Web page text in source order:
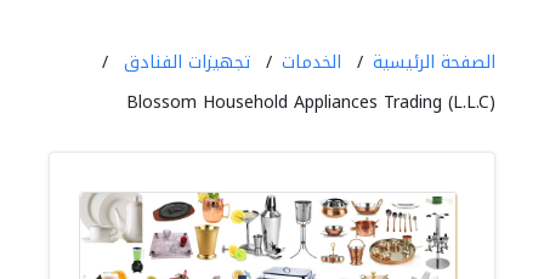
الصفحة الرئيسية الخدمات
تجهيزات الفنادق
Blossom Household Appliances Trading (L.L.C)